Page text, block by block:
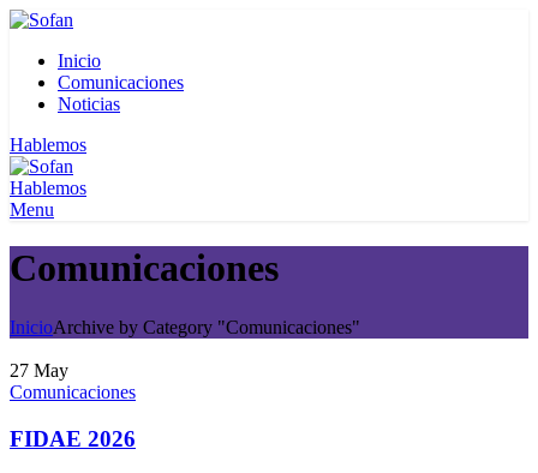
Inicio
Comunicaciones
Noticias
Hablemos
Hablemos
Menu
Comunicaciones
InicioArchive by Category "Comunicaciones"
27 May
Comunicaciones
FIDAE 2026